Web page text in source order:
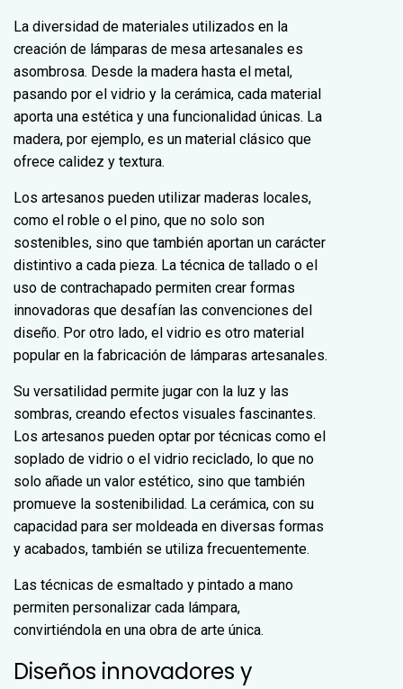
La diversidad de materiales utilizados en la
creación de lámparas de mesa artesanales es
asombrosa. Desde la madera hasta el metal,
pasando por el vidrio y la cerámica, cada material
aporta una estética y una funcionalidad únicas. La
madera, por ejemplo, es un material clásico que
ofrece calidez y textura.
Los artesanos pueden utilizar maderas locales,
como el roble o el pino, que no solo son
sostenibles, sino que también aportan un carácter
distintivo a cada pieza. La técnica de tallado o el
uso de contrachapado permiten crear formas
innovadoras que desafían las convenciones del
diseño. Por otro lado, el vidrio es otro material
popular en la fabricación de lámparas artesanales.
Su versatilidad permite jugar con la luz y las
sombras, creando efectos visuales fascinantes.
Los artesanos pueden optar por técnicas como el
soplado de vidrio o el vidrio reciclado, lo que no
solo añade un valor estético, sino que también
promueve la sostenibilidad. La cerámica, con su
capacidad para ser moldeada en diversas formas
y acabados, también se utiliza frecuentemente.
Las técnicas de esmaltado y pintado a mano
permiten personalizar cada lámpara,
convirtiéndola en una obra de arte única.
Diseños innovadores y